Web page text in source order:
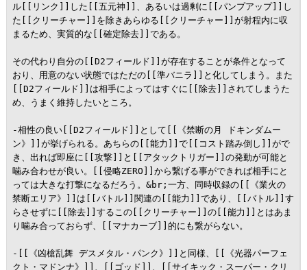
ル[[リンク]]した[[五元神]]、あるいは過剰に[[パンプアップ]]し
た[[クリーチャー]]を除きあらゆる[[クリーチャー]]が射程内に収
まるため、実質的な[[確定除去]]である。
その代わり自分の[[D2フィールド]]が存在することが条件となって
おり、用意のない状態ではただの[[準バニラ]]と化してしまう。また
[[D2フィールド]]は相手によってはすぐに[[除去]]されてしまうた
め、うまく維持したいところ。
-相性の良い[[D2フィールド]]として[[《禁断の月 ドキンダムー
ン》]]が挙げられる。あちらの[[能力]]で[[コスト踏み倒し]]がで
き、出れば即座に[[攻撃]]と[[アタックトリガー]]の発動が可能と
噛み合わせが良い。[[侵略ZERO]]から繋げる事ができれば相手にと
っては大きな打撃になるだろう。&br;一方、同時収録の[[《業火の
禁断エリア》]]は[[バトル]]関連の[[能力]]であり、[[バトル]]す
らさせずに[[除去]]するこの[[クリーチャー]]の[[能力]]とはあま
り噛み合っておらず、[[マナカーブ]]的にも繋がらない。
-[[《凶槍乱舞 デスメタル・パンク》]]と同様、[[《光器パーフェ
クト・マドンナ》]]、[[ゴッド]]、[[サイキック・スーパー・クリ